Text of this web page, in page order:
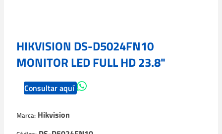
HIKVISION DS-D5024FN10
MONITOR LED FULL HD 23.8"
Consultar aquí
Marca: Hikvision